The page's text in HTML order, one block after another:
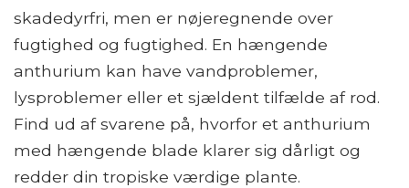
skadedyrfri, men er nøjeregnende over
fugtighed og fugtighed. En hængende
anthurium kan have vandproblemer,
lysproblemer eller et sjældent tilfælde af rod.
Find ud af svarene på, hvorfor et anthurium
med hængende blade klarer sig dårligt og
redder din tropiske værdige plante.